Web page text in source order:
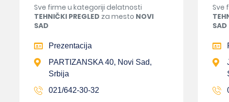
Sve firme u kategoriji delatnosti
TEHNIČKI PREGLED za mesto NOVI
SAD
Prezentacija
PARTIZANSKA 40, Novi Sad,
Srbija
021/642-30-32
Sve
SAD